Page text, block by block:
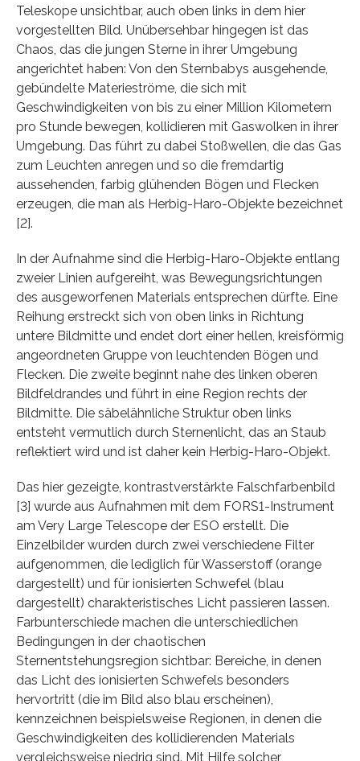
Teleskope unsichtbar, auch oben links in dem hier
vorgestellten Bild. Unübersehbar hingegen ist das
Chaos, das die jungen Sterne in ihrer Umgebung
angerichtet haben: Von den Sternbabys ausgehende,
gebündelte Materieströme, die sich mit
Geschwindigkeiten von bis zu einer Million Kilometern
pro Stunde bewegen, kollidieren mit Gaswolken in ihrer
Umgebung. Das führt zu dabei Stoßwellen, die das Gas
zum Leuchten anregen und so die fremdartig
aussehenden, farbig glühenden Bögen und Flecken
erzeugen, die man als Herbig-Haro-Objekte bezeichnet
[2].
In der Aufnahme sind die Herbig-Haro-Objekte entlang
zweier Linien aufgereiht, was Bewegungsrichtungen
des ausgeworfenen Materials entsprechen dürfte. Eine
Reihung erstreckt sich von oben links in Richtung
untere Bildmitte und endet dort einer hellen, kreisförmig
angeordneten Gruppe von leuchtenden Bögen und
Flecken. Die zweite beginnt nahe des linken oberen
Bildfeldrandes und führt in eine Region rechts der
Bildmitte. Die säbelähnliche Struktur oben links
entsteht vermutlich durch Sternenlicht, das an Staub
reflektiert wird und ist daher kein Herbig-Haro-Objekt.
Das hier gezeigte, kontrastverstärkte Falschfarbenbild
[3] wurde aus Aufnahmen mit dem FORS1-Instrument
am Very Large Telescope der ESO erstellt. Die
Einzelbilder wurden durch zwei verschiedene Filter
aufgenommen, die lediglich für Wasserstoff (orange
dargestellt) und für ionisierten Schwefel (blau
dargestellt) charakteristisches Licht passieren lassen.
Farbunterschiede machen die unterschiedlichen
Bedingungen in der chaotischen
Sternentstehungsregion sichtbar: Bereiche, in denen
das Licht des ionisierten Schwefels besonders
hervortritt (die im Bild also blau erscheinen),
kennzeichnen beispielsweise Regionen, in denen die
Geschwindigkeiten des kollidierenden Materials
vergleichsweise niedrig sind. Mit Hilfe solcher